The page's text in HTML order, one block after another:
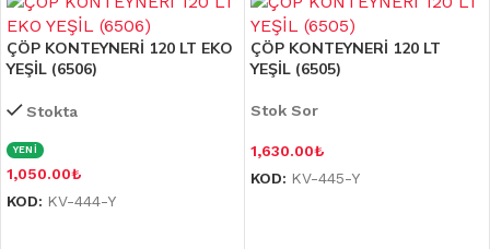
ÇÖP KONTEYNERİ 120 LT EKO
YEŞİL (6506)
Stokta
YENİ
1,050.00₺
KOD: KV-444-Y
ÇÖP KONTEYNERİ 120 LT
YEŞİL (6505)
Stok Sor
1,630.00₺
KOD: KV-445-Y